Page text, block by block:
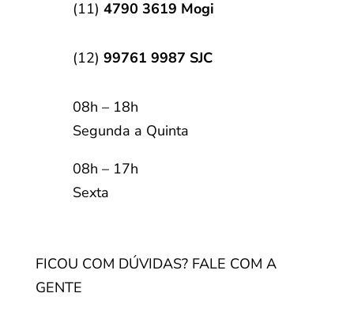
(11) 4790 3619 Mogi
(12) 99761 9987 SJC
08h – 18h
Segunda a Quinta
08h – 17h
Sexta
FICOU COM DÚVIDAS? FALE COM A
GENTE